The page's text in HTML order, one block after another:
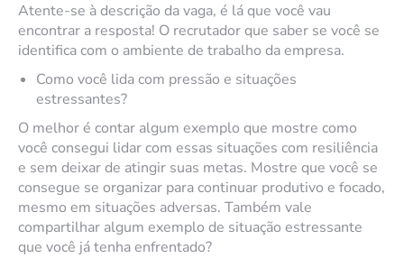
Atente-se à descrição da vaga, é lá que você vau
encontrar a resposta! O recrutador que saber se você se
identifica com o ambiente de trabalho da empresa.
Como você lida com pressão e situações
estressantes?
O melhor é contar algum exemplo que mostre como
você consegui lidar com essas situações com resiliência
e sem deixar de atingir suas metas. Mostre que você se
consegue se organizar para continuar produtivo e focado,
mesmo em situações adversas. Também vale
compartilhar algum exemplo de situação estressante
que você já tenha enfrentado?